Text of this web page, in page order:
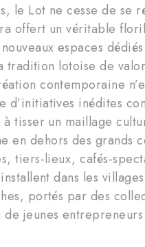
le Lot ne cesse de se
offert un véritable
espaces
tradition lotoise de
contemporaine
d’initiatives inédites
tisser un maillage
en dehors des grands
tiers-lieux, cafés-
dans les
portés par des
jeunes